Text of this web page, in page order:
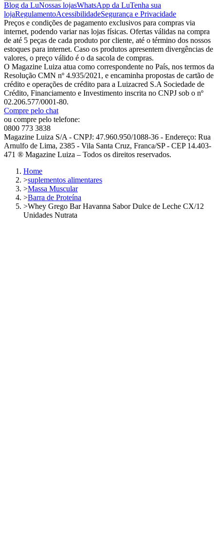
Blog da LuNossas lojasWhatsApp da LuTenha sua
lojaRegulamentoAcessibilidadeSegurança e Privacidade
Preços e condições de pagamento exclusivos para compras via
internet, podendo variar nas lojas físicas. Ofertas válidas na compra
de até 5 peças de cada produto por cliente, até o término dos nossos
estoques para internet. Caso os produtos apresentem divergências de
valores, o preço válido é o da sacola de compras.
O Magazine Luiza atua como correspondente no País, nos termos da
Resolução CMN nº 4.935/2021, e encaminha propostas de cartão de
crédito e operações de crédito para a Luizacred S.A Sociedade de
Crédito, Financiamento e Investimento inscrita no CNPJ sob o nº
02.206.577/0001-80.
Compre pelo chat
ou compre pelo telefone:
0800 773 3838
Magazine Luiza S/A - CNPJ: 47.960.950/1088-36 - Endereço: Rua
Arnulfo de Lima, 2385 - Vila Santa Cruz, Franca/SP - CEP 14.403-
471 ® Magazine Luiza – Todos os direitos reservados.
Home
>suplementos alimentares
>Massa Muscular
>Barra de Proteína
>Whey Grego Bar Havanna Sabor Dulce de Leche CX/12
Unidades Nutrata